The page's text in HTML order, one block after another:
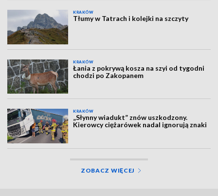
KRAKÓW
Tłumy w Tatrach i kolejki na szczyty
KRAKÓW
Łania z pokrywą kosza na szyi od tygodni
chodzi po Zakopanem
KRAKÓW
„Słynny wiadukt” znów uszkodzony.
Kierowcy ciężarówek nadal ignorują znaki
ZOBACZ WIĘCEJ